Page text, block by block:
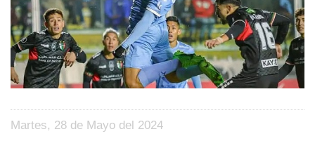
Martes, 28 de Mayo del 2024